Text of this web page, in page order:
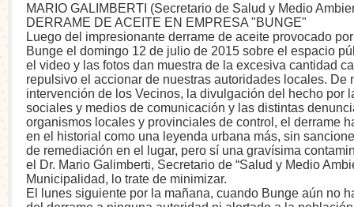
MARIO GALIMBERTI (Secretario de Salud y Medio
DERRAME DE ACEITE EN EMPRESA "BUNGE"
Luego del impresionante derrame de aceite provocado
Bunge el domingo 12 de julio de 2015 sobre el espacio
el video y las fotos dan muestra de la excesiva cantidad
repulsivo el accionar de nuestras autoridades locales. De
intervención de los Vecinos, la divulgación del hecho por
sociales y medios de comunicación y las distintas
organismos locales y provinciales de control, el derrame
en el historial como una leyenda urbana más, sin
de remediación en el lugar, pero sí una gravísima
el Dr. Mario Galimberti, Secretario de “Salud y Medio
Municipalidad, lo trate de minimizar.
El lunes siguiente por la mañana, cuando Bunge aún no